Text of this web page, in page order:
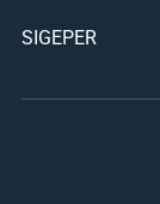
SIGEPER